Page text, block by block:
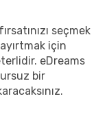
seçmek
için
eDreams
bir